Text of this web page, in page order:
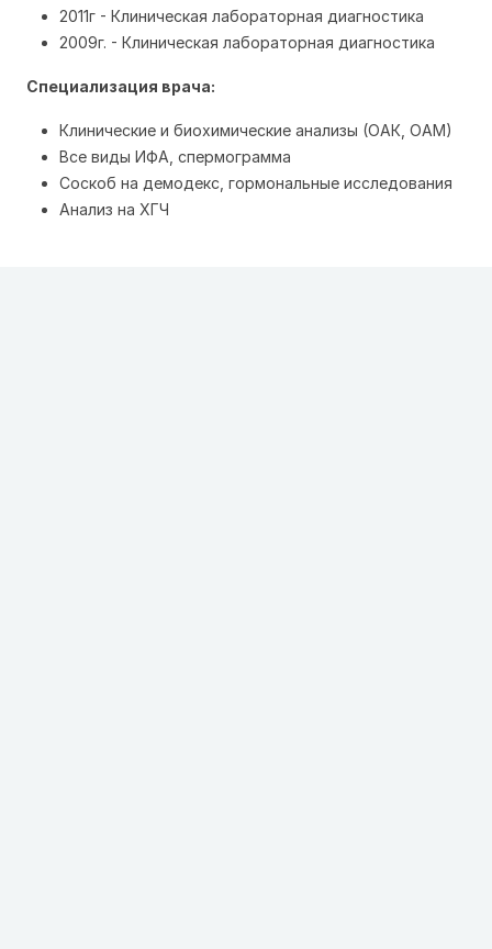
2011г - Клиническая лабораторная диагностика
2009г. - Клиническая лабораторная диагностика
Специализация врача:
Клинические и биохимические анализы (ОАК, ОАМ)
Все виды ИФА, спермограмма
Соскоб на демодекс, гормональные исследования
Анализ на ХГЧ